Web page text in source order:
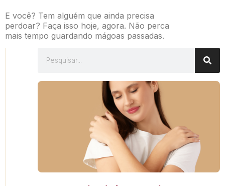
E você? Tem alguém que ainda precisa
perdoar? Faça isso hoje, agora. Não perca
mais tempo guardando mágoas passadas.